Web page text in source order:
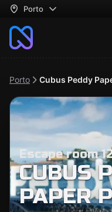
Porto
Porto Cubus Peddy
Escape room
CUBUS
PAPER